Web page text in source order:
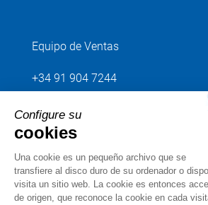
Equipo de Ventas
+34 91 904 7244
Envíenos su petición
Síganos
Configure su
cookies
Una cookie es un pequeño archivo que se
transfiere al disco duro de su ordenador o
visita un sitio web. La cookie es entonces
de origen, que reconoce la cookie en cada